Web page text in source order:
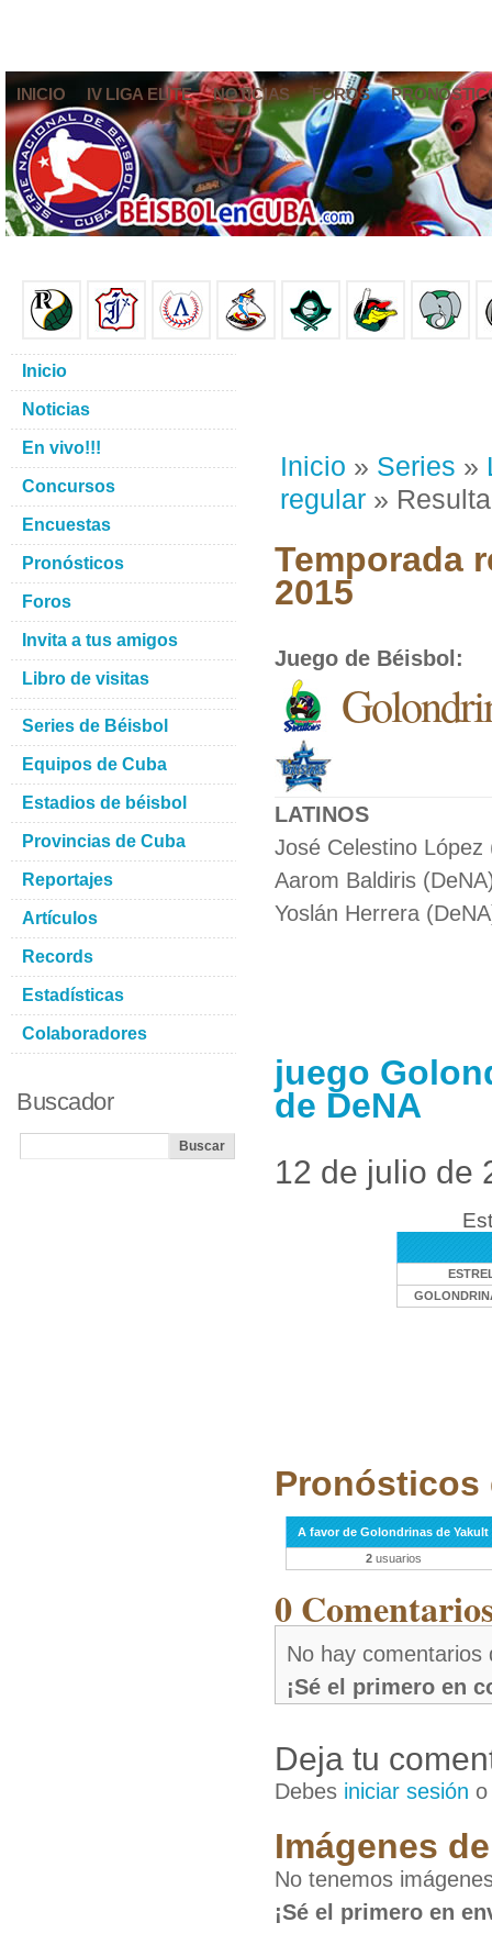
INICIO IV LIGA ELITE NOTICIAS FOROS
Inicio » Series »
regular »
Temporada
2015
Juego de Béisbol :
LATINOS
José Celestino
Aarom Baldiris
Yoslán Herrera
juego
de DeNA
12 de julio de
Pronósticos
A favor de Golondrinas de Yakult
2usuarios
0
No hay comentarios
¡Sé el primero en
Deja tu
Debes iniciar sesión
Imágenes
No tenemos
¡Sé el primero en
Inicio
Noticias
En vivo!!!
Concursos
Encuestas
Pronósticos
Foros
Invita a tus amigos
Libro de visitas
Series de Béisbol
Equipos de Cuba
Estadios de béisbol
Provincias de Cuba
Reportajes
Artículos
Records
Estadísticas
Colaboradores
Buscador